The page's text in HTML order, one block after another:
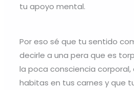
tu apoyo mental.
Por eso sé que tu sentido
decirle a una pera que es
la poca consciencia
habitas en tus carnes y que